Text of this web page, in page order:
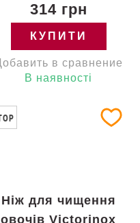
314 грн
КУПИТИ
в сравнение
В наявності
Ніж для чищення
овочів Victorinox